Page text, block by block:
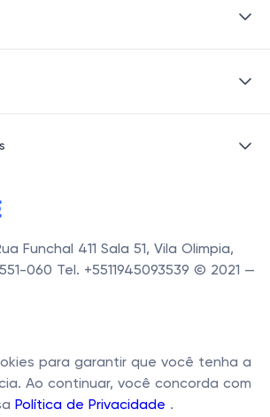
Funchal 411 Sala 51, Vila Olimpia,
060 Tel. +5511945093539 © 2021 —
para garantir que você tenha a
Ao continuar, você concorda com
Política de Privacidade .